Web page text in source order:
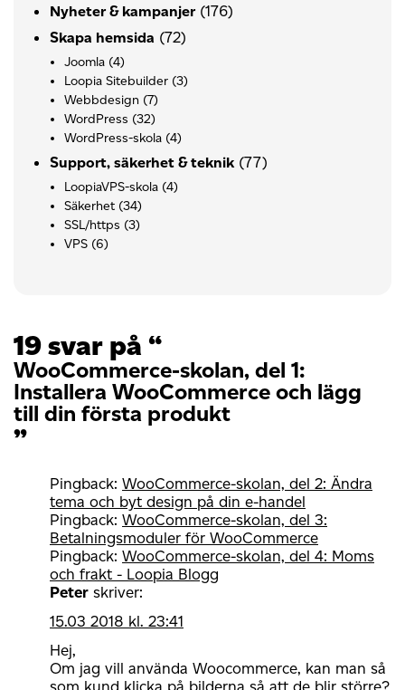
Nyheter & kampanjer (176)
Skapa hemsida (72)
Joomla (4)
Loopia Sitebuilder (3)
Webbdesign (7)
WordPress (32)
WordPress-skola (4)
Support, säkerhet & teknik (77)
LoopiaVPS-skola (4)
Säkerhet (34)
SSL/https (3)
VPS (6)
19 svar på “
WooCommerce-skolan, del 1:
Installera WooCommerce och lägg
till din första produkt
”
Pingback: WooCommerce-skolan, del 2: Ändra
tema och byt design på din e-handel
Pingback: WooCommerce-skolan, del 3:
Betalningsmoduler för WooCommerce
Pingback: WooCommerce-skolan, del 4: Moms
och frakt - Loopia Blogg
Peter skriver:
15.03 2018 kl. 23:41
Hej,
Om jag vill använda Woocommerce, kan man så
som kund klicka på bilderna så att de blir större?